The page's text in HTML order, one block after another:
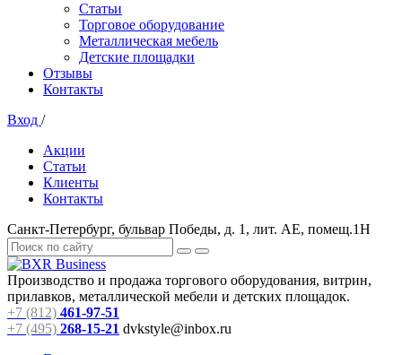
Статьи
Торговое оборудование
Металлическая мебель
Детские площадки
Отзывы
Контакты
Вход /
Акции
Статьи
Клиенты
Контакты
Санкт-Петербург, бульвар Победы, д. 1, лит. АЕ, помещ.1Н
Производство и продажа торгового оборудования, витрин,
прилавков, металлической мебели и детских площадок.
+7 (812) 461-97-51
+7 (495) 268-15-21 dvkstyle@inbox.ru